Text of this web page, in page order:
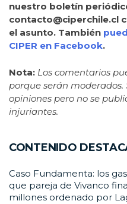
nuestro boletín
contacto@ciperchile.cl
el asunto. También
CIPER en Facebook.
Nota: Los comentarios
porque serán moderados.
opiniones pero no se
injuriantes.
CONTENIDO
Caso Fundamenta: los
que pareja de Vivanco
millones ordenado por